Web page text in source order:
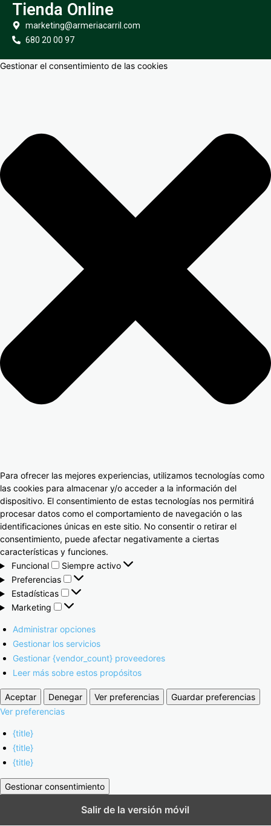
Tienda Online
marketing@armeriacarril.com
680 20 00 97
Gestionar el consentimiento de las cookies
Para ofrecer las mejores experiencias, utilizamos tecnologías como
las cookies para almacenar y/o acceder a la información del
dispositivo. El consentimiento de estas tecnologías nos permitirá
procesar datos como el comportamiento de navegación o las
identificaciones únicas en este sitio. No consentir o retirar el
consentimiento, puede afectar negativamente a ciertas
características y funciones.
Funcional
Siempre activo
Preferencias
Estadísticas
Marketing
Administrar opciones
Gestionar los servicios
Gestionar {vendor_count} proveedores
Leer más sobre estos propósitos
Aceptar Denegar Ver preferencias
Guardar preferencias
Ver preferencias
{title}
{title}
{title}
Gestionar consentimiento
Salir de la versión móvil